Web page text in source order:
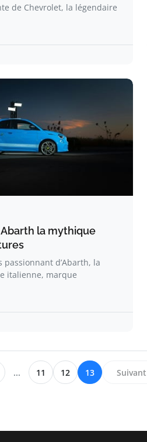
de Chevrolet, la légendaire
la mythique
passionnant d’Abarth, la
italienne, marque
... 11 12 13 Suivant